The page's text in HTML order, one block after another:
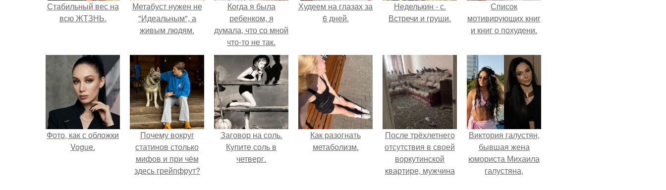
Стабильный вес на
всю ЖТЗНЬ.
Метабуст нужен не
"Идеальным", а
живым людям.
Когда я была
ребенком, я
думала, что со мной
что-то не так.
Худеем на глазах за
6 дней.
Неделькин - с.
Встречи и груши.
Список
мотивирующих книг
и книг о похудени.
Фото, как с обложки
Vogue.
Почему вокруг
статинов столько
мифов и при чём
здесь грейпфрут?
Заговор на соль.
Купите соль в
четверг.
Как разогнать
метаболизм.
После трёхлетнего
отсутствия в своей
воркутинской
квартире, мужчина
Виктория галустян,
бывшая жена
юмориста Михаила
галустяна,